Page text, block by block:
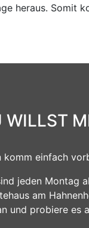
heraus. Somit
WILLST
komm einfach
jeden Montag
am
und probiere es